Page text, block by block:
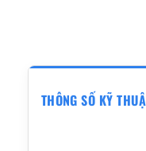
THÔNG SỐ KỸ